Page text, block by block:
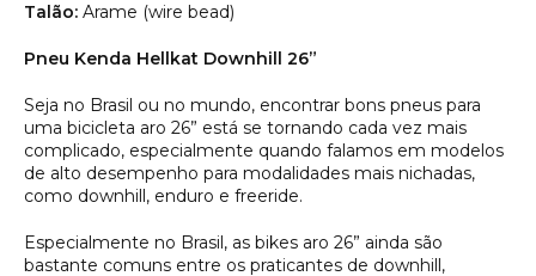
Talão: Arame (wire bead)
Pneu Kenda Hellkat Downhill 26”
Seja no Brasil ou no mundo, encontrar bons pneus para
uma bicicleta aro 26” está se tornando cada vez mais
complicado, especialmente quando falamos em modelos
de alto desempenho para modalidades mais nichadas,
como downhill, enduro e freeride.
Especialmente no Brasil, as bikes aro 26” ainda são
bastante comuns entre os praticantes de downhill,